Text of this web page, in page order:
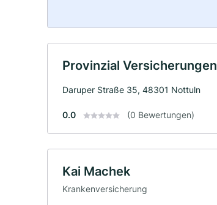
Provinzial Versicherungen
Daruper Straße 35, 48301 Nottuln
0.0 (0 Bewertungen)
Kai Machek
Krankenversicherung